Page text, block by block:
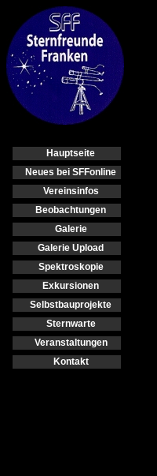
Hauptseite
Neues bei SFFonline
Vereinsinfos
Beobachtungen
Galerie
Galerie Upload
Spektroskopie
Exkursionen
Selbstbauprojekte
Sternwarte
Veranstaltungen
Kontakt